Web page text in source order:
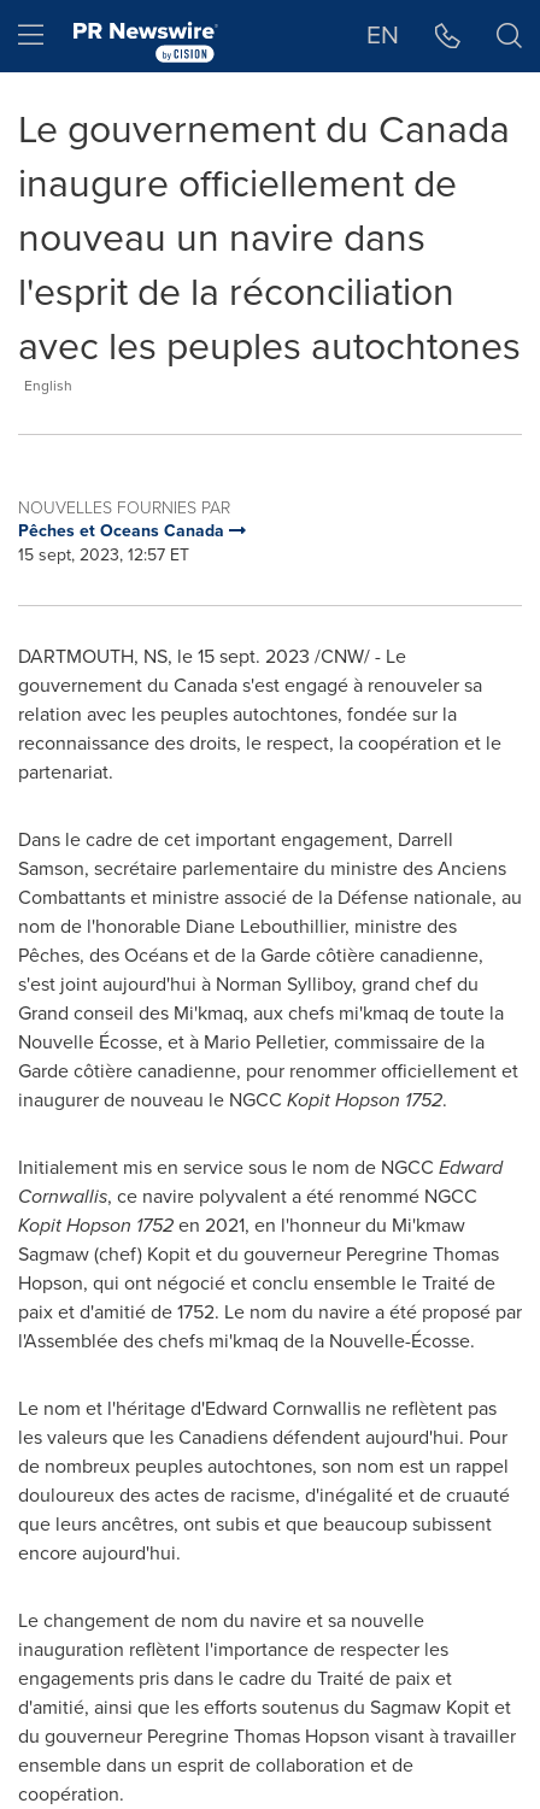
Hamburger menu EN
Le gouvernement du Canada
inaugure officiellement de
nouveau un navire dans
l'esprit de la réconciliation
avec les peuples autochtones
English
NOUVELLES FOURNIES PAR
Pêches et Oceans Canada
15 sept, 2023, 12:57 ET
DARTMOUTH, NS, le15 sept. 2023 /CNW/ - Le
gouvernement du Canada s'est engagé à renouveler sa
relation avec les peuples autochtones, fondée sur la
reconnaissance des droits, le respect, la coopération et le
partenariat.
Dans le cadre de cet important engagement, Darrell
Samson, secrétaire parlementaire du ministre des Anciens
Combattants et ministre associé de la Défense nationale, au
nom de l'honorable Diane Lebouthillier, ministre des
Pêches, des Océans et de la Garde côtière canadienne,
s'est joint aujourd'hui à Norman Sylliboy, grand chef du
Grand conseil des Mi'kmaq, aux chefs mi'kmaq de toute la
Nouvelle Écosse, et à Mario Pelletier, commissaire de la
Garde côtière canadienne, pour renommer officiellement et
inaugurer de nouveau le NGCC Kopit Hopson 1752.
Initialement mis en service sous le nom de NGCC Edward
Cornwallis, ce navire polyvalent a été renommé NGCC
Kopit Hopson 1752en 2021, en l'honneur du Mi'kmaw
Sagmaw (chef) Kopit et du gouverneur Peregrine Thomas
Hopson, qui ont négocié et conclu ensemble le Traité de
paix et d'amitié de 1752. Le nom du navire a été proposé par
l'Assemblée des chefs mi'kmaq de la Nouvelle-Écosse.
Le nom et l'héritage d'Edward Cornwallis ne reflètent pas
les valeurs que les Canadiens défendent aujourd'hui. Pour
de nombreux peuples autochtones, son nom est un rappel
douloureux des actes de racisme, d'inégalité et de cruauté
que leurs ancêtres, ont subis et que beaucoup subissent
encore aujourd'hui.
Le changement de nom du navire et sa nouvelle
inauguration reflètent l'importance de respecter les
engagements pris dans le cadre du Traité de paix et
d'amitié, ainsi que les efforts soutenus du Sagmaw Kopit et
du gouverneur Peregrine Thomas Hopson visant à travailler
ensemble dans un esprit de collaboration et de
coopération.